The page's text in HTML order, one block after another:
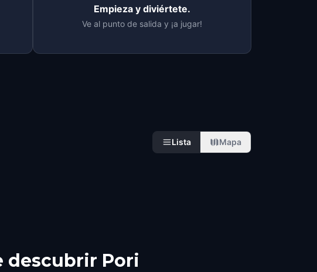
Empieza y diviértete.
Ve al punto de salida y ¡a jugar!
Lista Mapa
descubrir Pori